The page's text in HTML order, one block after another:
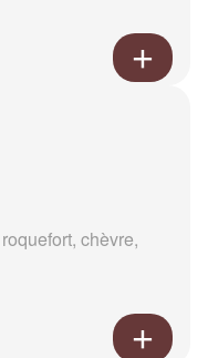
chèvre,